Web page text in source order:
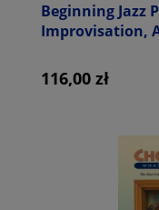
Beginning Jazz
Improvisation,
online) -
podstaw
116,00 zł